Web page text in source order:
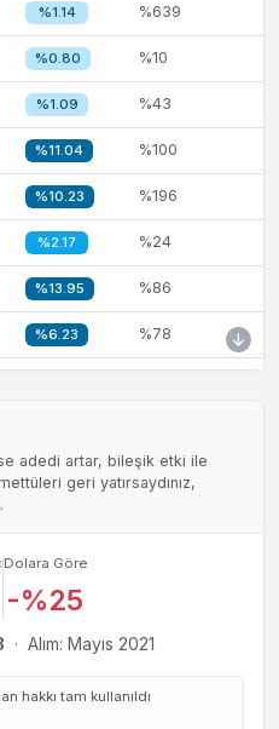
%1.14 %639
%0.80 %10
%1.09 %43
%11.04 %100
%10.23 %196
%2.17 %24
%13.95 %86
%6.23 %78
%7.06 %87
%3.57
%1.33
%5.50 %30
%5.69 %59
adedi artar, bileşik etki ile
geri yatırsaydınız,
Dolara Göre
-%25
· Alım: Mayıs 2021
hakkı tam kullanıldı